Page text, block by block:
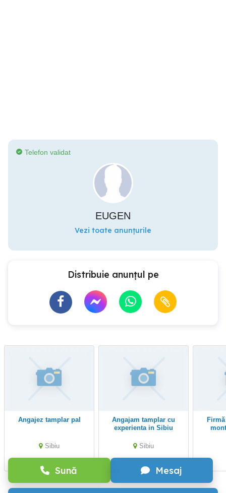
Sună Mesaj
Telefon validat
EUGEN
Vezi toate anunțurile
Distribuie anunțul pe
Angajez tamplar pal
Sibiu
Angajam tamplar cu
experienta in Sibiu
Sibiu
Firmă din domeniul